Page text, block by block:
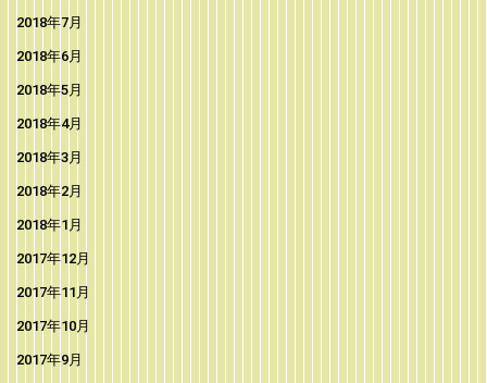
2018年7月
2018年6月
2018年5月
2018年4月
2018年3月
2018年2月
2018年1月
2017年12月
2017年11月
2017年10月
2017年9月